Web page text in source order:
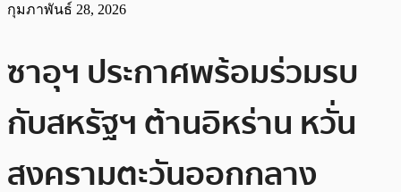
กุมภาพันธ์ 28, 2026
ซาอุฯ ประกาศพร้อมร่วมรบ
กับสหรัฐฯ ต้านอิหร่าน หวั่น
สงครามตะวันออกกลาง